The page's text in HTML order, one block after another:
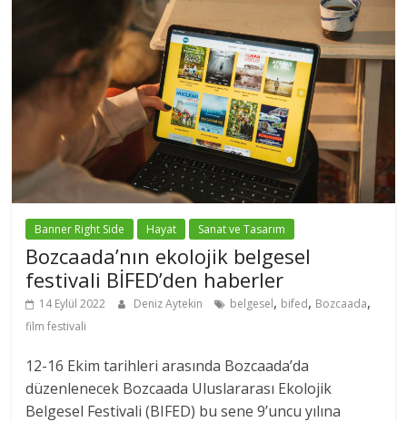
Banner Right Side Hayat Sanat ve Tasarım
Bozcaada’nın ekolojik belgesel
festivali BİFED’den haberler
14 Eylül 2022 Deniz Aytekin belgesel, bifed, Bozcaada,
film festivali
12-16 Ekim tarihleri arasında Bozcaada’da
düzenlenecek Bozcaada Uluslararası Ekolojik
Belgesel Festivali (BIFED) bu sene 9’uncu yılına